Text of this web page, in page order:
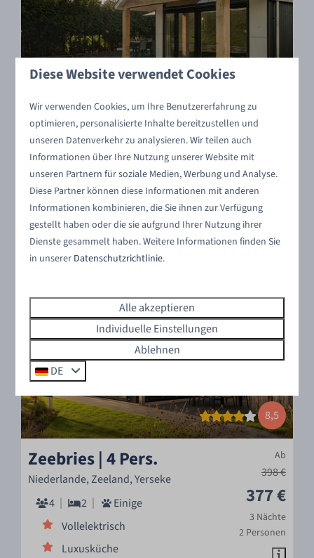
405 €
3 Nächte
2 Personen
Duinhelm | 6 Pers.
Niederlande, Zeeland, Yerseke
Einige
Vollelektrisch
Geeignet für die ganze Familie
Große und gemütliche Terrasse
8,5
Ab
398 €
377 €
3 Nächte
2 Personen
Zeebries | 4 Pers.
Niederlande, Zeeland, Yerseke
4
2
Einige
Vollelektrisch
Luxusküche
Diese Website verwendet Cookies
Wir verwenden Cookies, um Ihre Benutzererfahrung zu
optimieren, personalisierte Inhalte bereitzustellen und
unseren Datenverkehr zu analysieren. Wir teilen auch
Informationen über Ihre Nutzung unserer Website mit
unseren Partnern für soziale Medien, Werbung und Analyse.
Diese Partner können diese Informationen mit anderen
Informationen kombinieren, die Sie ihnen zur Verfügung
gestellt haben oder die sie aufgrund Ihrer Nutzung ihrer
Dienste gesammelt haben. Weitere Informationen finden Sie
in unserer Datenschutzrichtlinie.
Alle akzeptieren
Individuelle Einstellungen
Ablehnen
DE